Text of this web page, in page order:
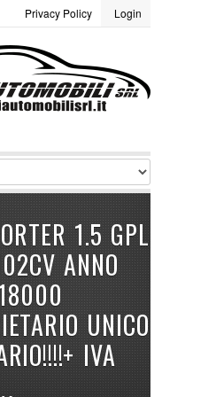
la password
Login
Privacy Policy
1.5 GPL
ANNO
UNICO
IVA